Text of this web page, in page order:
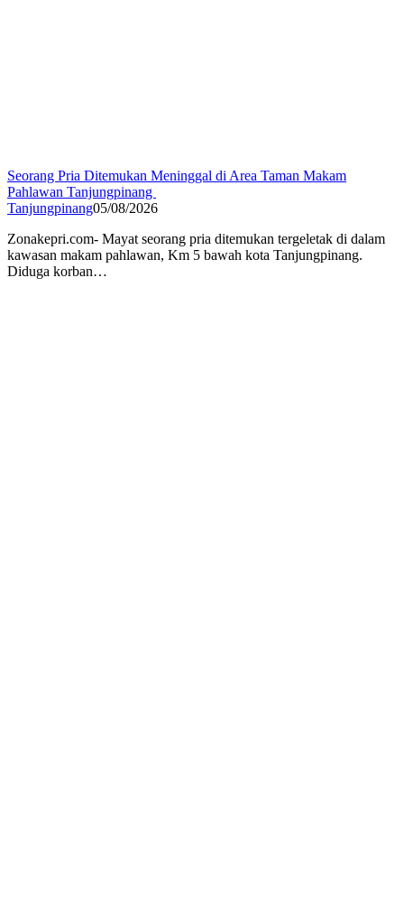
Seorang Pria Ditemukan Meninggal di Area Taman Makam
Pahlawan Tanjungpinang
Tanjungpinang05/08/2026
Zonakepri.com- ‎Mayat seorang pria ditemukan tergeletak di dalam
kawasan makam pahlawan, Km 5 bawah kota Tanjungpinang.
Diduga korban…